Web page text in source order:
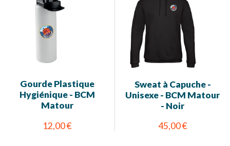
Gourde Plastique
Hygiénique - BCM
Matour
12,00 €
Sweat à Capuche -
Unisexe - BCM Matour
- Noir
45,00 €